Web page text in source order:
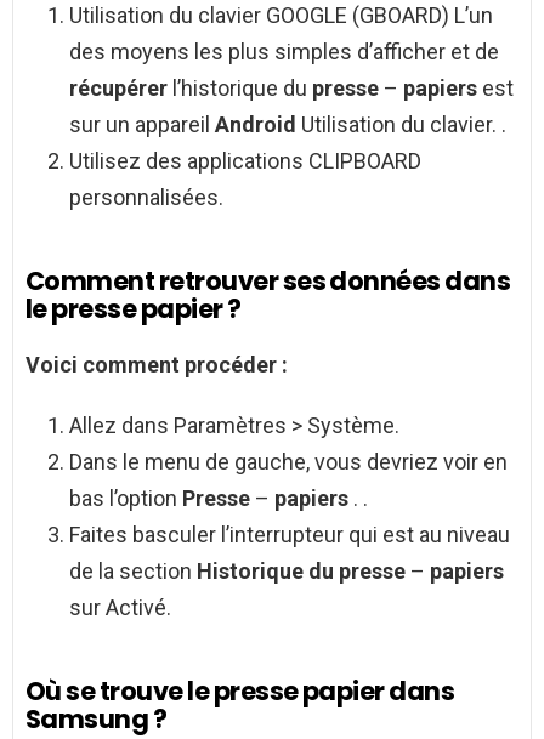
Utilisation du clavier GOOGLE (GBOARD) L’un
des moyens les plus simples d’afficher et de
récupérer l’historique du presse – papiers est
sur un appareil Android Utilisation du clavier. .
Utilisez des applications CLIPBOARD
personnalisées.
Comment retrouver ses données dans
le presse papier ?
Voici comment procéder :
Allez dans Paramètres > Système.
Dans le menu de gauche, vous devriez voir en
bas l’option Presse – papiers . .
Faites basculer l’interrupteur qui est au niveau
de la section Historique du presse – papiers
sur Activé.
Où se trouve le presse papier dans
Samsung ?